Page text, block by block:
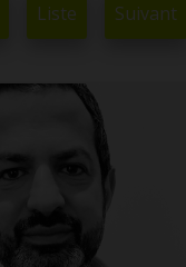
Liste Suivant